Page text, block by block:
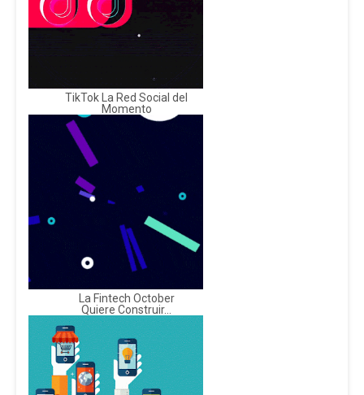
TikTok La Red Social del
Momento
La Fintech October
Quiere Construir...